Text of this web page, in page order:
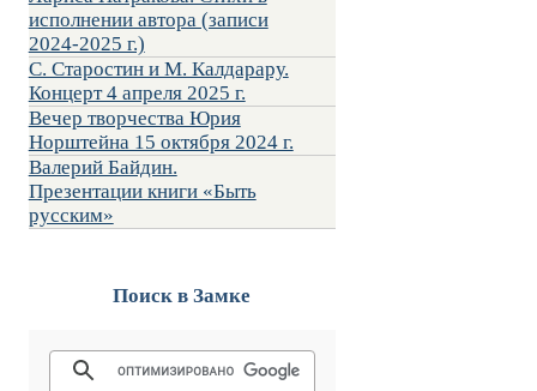
исполнении автора (записи
2024-2025 г.)
С. Старостин и М. Калдарару.
Концерт 4 апреля 2025 г.
Вечер творчества Юрия
Норштейна 15 октября 2024 г.
Валерий Байдин.
Презентации книги «Быть
русским»
Поиск в Замке